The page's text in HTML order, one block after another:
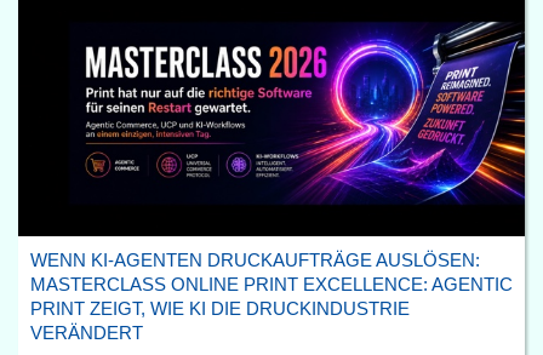
WENN KI-AGENTEN DRUCKAUFTRÄGE AUSLÖSEN:
MASTERCLASS ONLINE PRINT EXCELLENCE: AGENTIC
PRINT ZEIGT, WIE KI DIE DRUCKINDUSTRIE
VERÄNDERT